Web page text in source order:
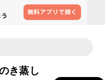
き蒸し